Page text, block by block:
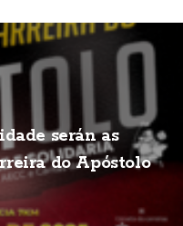
serán as
do Apóstolo